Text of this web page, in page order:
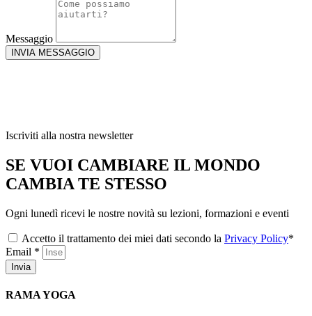
Messaggio
INVIA MESSAGGIO
Iscriviti alla nostra newsletter
SE VUOI CAMBIARE IL MONDO
CAMBIA TE STESSO
Ogni lunedì ricevi le nostre novità su lezioni, formazioni e eventi
Accetto il trattamento dei miei dati secondo la Privacy Policy*
Email *
Invia
RAMA YOGA